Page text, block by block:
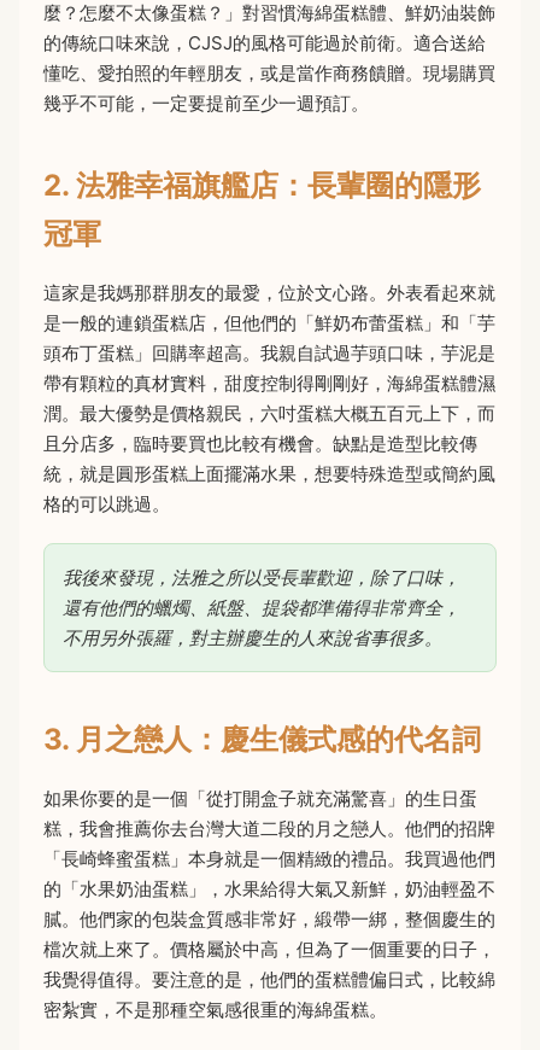
麼？怎麼不太像蛋糕？」對習慣海綿蛋糕體、鮮奶油裝飾
的傳統口味來說，CJSJ的風格可能過於前衛。適合送給
懂吃、愛拍照的年輕朋友，或是當作商務饋贈。現場購買
幾乎不可能，一定要提前至少一週預訂。
2. 法雅幸福旗艦店：長輩圈的隱形
冠軍
這家是我媽那群朋友的最愛，位於文心路。外表看起來就
是一般的連鎖蛋糕店，但他們的「鮮奶布蕾蛋糕」和「芋
頭布丁蛋糕」回購率超高。我親自試過芋頭口味，芋泥是
帶有顆粒的真材實料，甜度控制得剛剛好，海綿蛋糕體濕
潤。最大優勢是價格親民，六吋蛋糕大概五百元上下，而
且分店多，臨時要買也比較有機會。缺點是造型比較傳
統，就是圓形蛋糕上面擺滿水果，想要特殊造型或簡約風
格的可以跳過。
我後來發現，法雅之所以受長輩歡迎，除了口味，
還有他們的蠟燭、紙盤、提袋都準備得非常齊全，
不用另外張羅，對主辦慶生的人來說省事很多。
3. 月之戀人：慶生儀式感的代名詞
如果你要的是一個「從打開盒子就充滿驚喜」的生日蛋
糕，我會推薦你去台灣大道二段的月之戀人。他們的招牌
「長崎蜂蜜蛋糕」本身就是一個精緻的禮品。我買過他們
的「水果奶油蛋糕」，水果給得大氣又新鮮，奶油輕盈不
膩。他們家的包裝盒質感非常好，緞帶一綁，整個慶生的
檔次就上來了。價格屬於中高，但為了一個重要的日子，
我覺得值得。要注意的是，他們的蛋糕體偏日式，比較綿
密紮實，不是那種空氣感很重的海綿蛋糕。